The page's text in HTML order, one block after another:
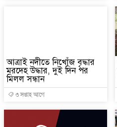
আত্রাই নদীতে নিখোঁজ বৃদ্ধার
মরদেহ উদ্ধার, দুই দিন পর
মিলল সন্ধান
৩ সপ্তাহ আগে